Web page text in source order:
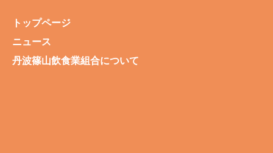
トップページ
ニュース
丹波篠山飲食業組合について